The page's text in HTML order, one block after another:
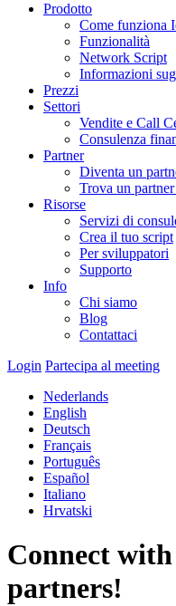
Prodotto
Come funziona
Funzionalità
Network Script
Informazioni
Prezzi
Settori
Vendite e Call
Consulenza
Partner
Diventa un
Trova un
Risorse
Servizi di
Crea il tuo script
Per sviluppatori
Supporto
Info
Chi siamo
Blog
Contattaci
Login Partecipa al meeting
Nederlands
English
Deutsch
Français
Português
Español
Italiano
Hrvatski
Connect
partners!